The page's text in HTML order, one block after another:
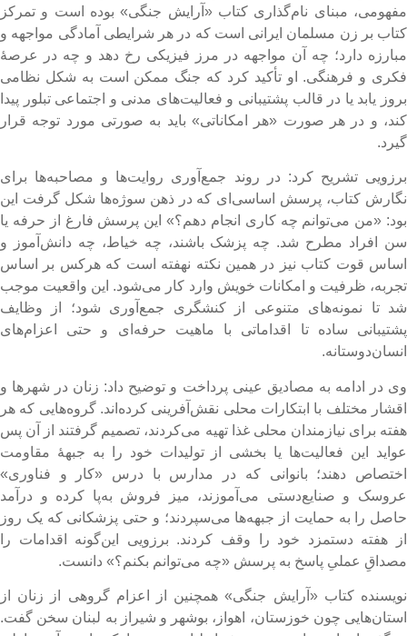
مبنای نام‌گذاری کتاب «آرایش جنگی» بوده است و تمرکز
بر زن مسلمان ایرانی است که در هر شرایطی آمادگی مواجهه و
دارد؛ چه آن مواجهه در مرز فیزیکی رخ دهد و چه در عرصهٔ
و فرهنگی. او تأکید کرد که جنگ ممکن است به شکل نظامی
یابد یا در قالب پشتیبانی و فعالیت‌های مدنی و اجتماعی تبلور پیدا
و در هر صورت «هر امکاناتی» باید به صورتی مورد توجه قرار
تشریح کرد: در روند جمع‌آوری روایت‌ها و مصاحبه‌ها برای
کتاب، پرسش اساسی‌ای که در ذهن سوژه‌ها شکل گرفت این
«من می‌توانم چه کاری انجام دهم؟» این پرسش فارغ از حرفه یا
افراد مطرح شد. چه پزشک باشند، چه خیاط، چه دانش‌آموز و
قوت کتاب نیز در همین نکته نهفته است که هرکس بر اساس
ظرفیت و امکانات خویش وارد کار می‌شود. این واقعیت موجب
تا نمونه‌های متنوعی از کنشگری جمع‌آوری شود؛ از وظایف
ساده تا اقداماتی با ماهیت حرفه‌ای و حتی اعزام‌های
در ادامه به مصادیق عینی پرداخت و توضیح داد: زنان در شهرها و
مختلف با ابتکارات محلی نقش‌آفرینی کرده‌اند. گروه‌هایی که هر
برای نیازمندان محلی غذا تهیه می‌کردند، تصمیم گرفتند از آن پس
این فعالیت‌ها یا بخشی از تولیدات خود را به جبههٔ مقاومت
دهند؛ بانوانی که در مدارس با درس «کار و فناوری»
و صنایع‌دستی می‌آموزند، میز فروش به‌پا کرده و درآمد
را به حمایت از جبهه‌ها می‌سپردند؛ و حتی پزشکانی که یک روز
هفته دستمزد خود را وقف کردند. برزویی این‌گونه اقدامات را
عملیِ پاسخ به پرسش «چه می‌توانم بکنم؟» دانست.
کتاب «آرایش جنگی» همچنین از اعزام گروهی از زنان از
چون خوزستان، اهواز، بوشهر و شیراز به لبنان سخن گفت.